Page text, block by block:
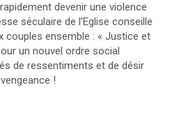
devenir une violence
séculaire de l’Eglise conseille
couples ensemble : « Justice et
un nouvel ordre social
de ressentiments et de désir
!